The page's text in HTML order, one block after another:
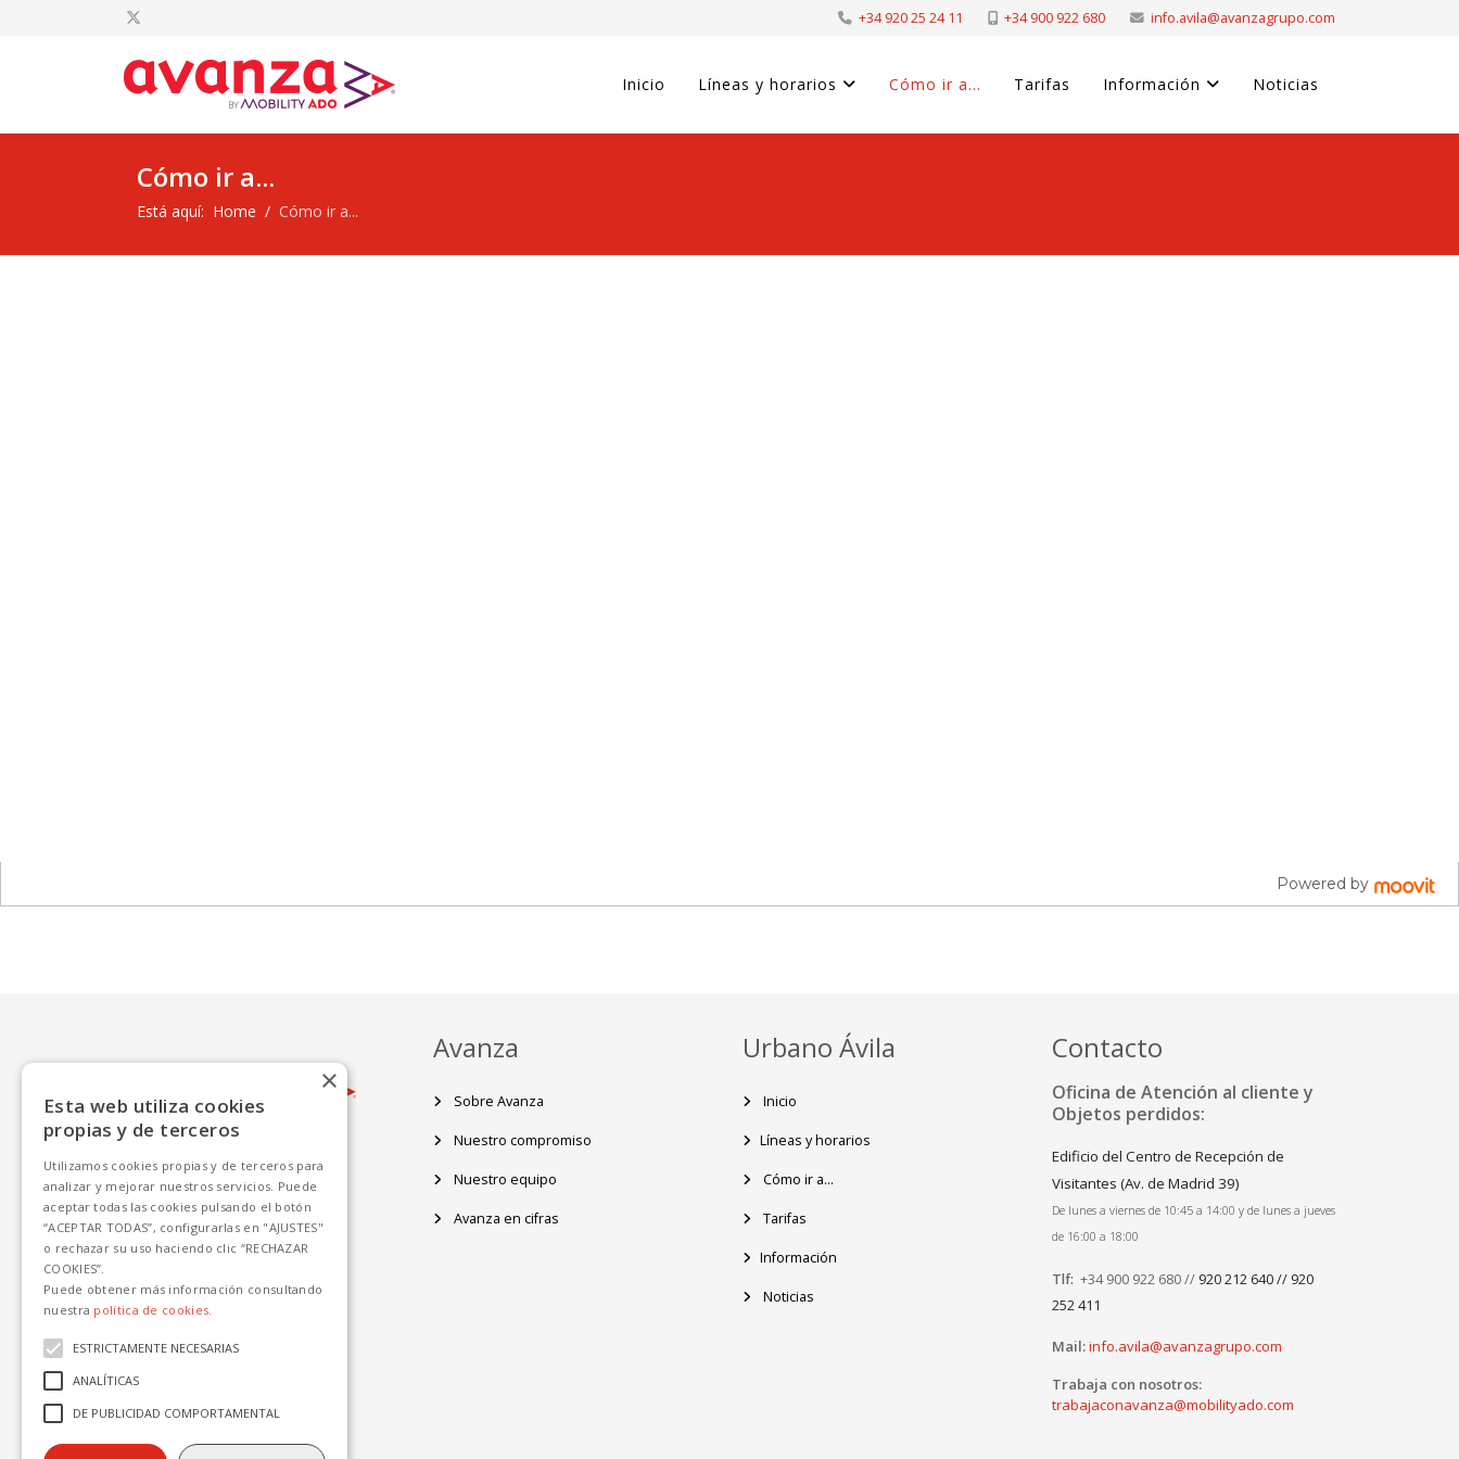
+34 920 25 24 11 +34 900 922 680 info.avila@avanzagrupo.com
Inicio Líneas y horarios Cómo ir a... Tarifas Información Noticias
Cómo ir a...
Está aquí: Home Cómo ir a...
Powered by
Avanza
Sobre Avanza
Nuestro compromiso
Nuestro equipo
Avanza en cifras
Urbano Ávila
Inicio
Líneas y horarios
Cómo ir a...
Tarifas
Información
Noticias
Contacto
Oficina de Atención al cliente y
Objetos perdidos:
Edificio del Centro de Recepción de
Visitantes (Av. de Madrid 39)
De lunes a viernes de 10:45 a 14:00 y de lunes a jueves
de 16:00 a 18:00
Tlf: +34 900 922 680 // 920 212 640 // 920
252 411
Mail:info.avila@avanzagrupo.com
Trabaja con nosotros:
trabajaconavanza@mobilityado.com
Esta web utiliza cookies
propias y de terceros
Utilizamos cookies propias y de terceros para
analizar y mejorar nuestros servicios. Puede
aceptar todas las cookies pulsando el botón
“ACEPTAR TODAS”, configurarlas en "AJUSTES"
o rechazar su uso haciendo clic “RECHAZAR
COOKIES”.
Puede obtener más información consultando
nuestra política de cookies.
ESTRICTAMENTE NECESARIAS
ANALÍTICAS
DE PUBLICIDAD COMPORTAMENTAL
×